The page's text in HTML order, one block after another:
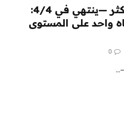
19 دولارًا أمريكيًا* وأكثر —ينتهي في 4/4:
واحد على المستوى
0